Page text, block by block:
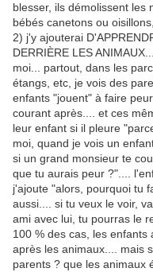
blesser, ils démolissent les
bébés canetons ou oisillons,
2) j'y ajouterai
DERRIÈRE LES
moi... partout, dans les
étangs, etc, je vois des
enfants "jouent" à faire
courant après.... et ces
leur enfant si il pleure
moi, quand je vois un
si un grand monsieur te
que tu aurais peur ?"....
j'ajoute "alors, pourquoi tu
aussi.... si tu veux le voir,
ami avec lui, tu pourras le
100 % des cas, les
après les animaux.... mais
parents ? que les animaux